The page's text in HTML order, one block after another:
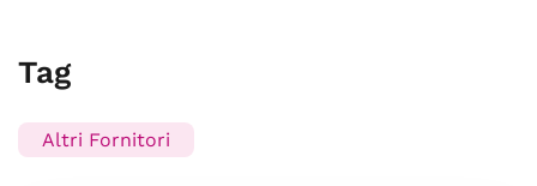
Tag
Altri Fornitori